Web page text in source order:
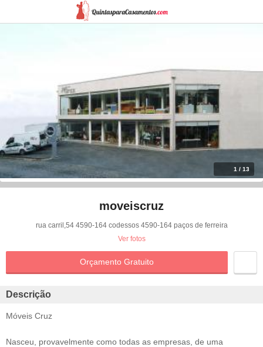
1 / 13
moveiscruz
rua carril,54 4590-164 codessos 4590-164 paços de ferreira
Ver fotos
Orçamento Gratuito
Descrição
Móveis Cruz
Nasceu, provavelmente como todas as empresas, de uma